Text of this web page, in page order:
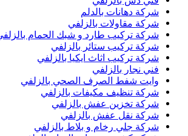
شركة دهانات بالدلم
شركة مقاولات بالزلفي
شركة تركيب طارد و شبك الحمام
شركة تركيب ستائر بالزلفي
شركة تركيب اثاث ايكيا بالزلفي
فني نجار بالزلفي
وايت شفط الصرف الصحي بالزلفي
شركة تنظيف مكيفات بالزلفي
شركة تخزين عفش بالزلفي
شركة نقل عفش بالزلفي
شركة جلي رخام و بلاط بالزلفي